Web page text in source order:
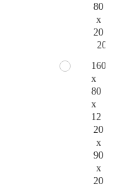
80
x
20
160
x
80
x
12
20
x
90
x
20